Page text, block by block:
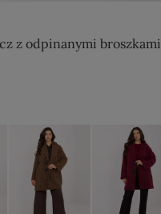
z odpinanymi broszkami